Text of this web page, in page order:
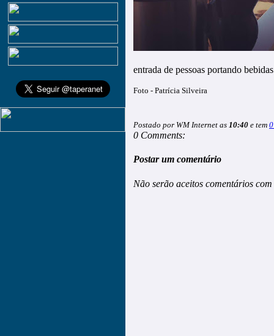
entrada de pessoas portando
Foto - Patrícia Silveira
Postado por WM Internet as 10:40 e tem
0 Comments:
Postar um comentário
Não serão aceitos comentários